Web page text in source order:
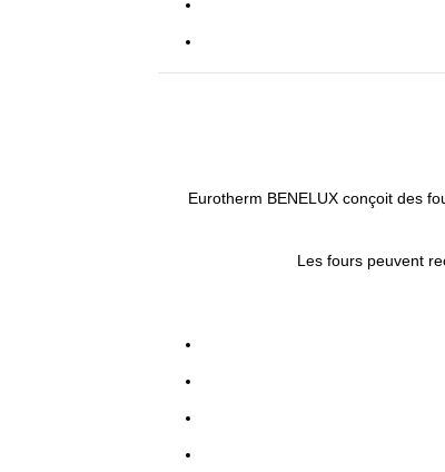
Eurotherm BENELUX conçoit des
Les fours peuvent